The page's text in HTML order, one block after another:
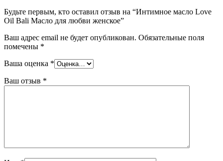
Будьте первым, кто оставил отзыв на “Интимное масло Love
Oil Bali Масло для любви женское”
Ваш адрес email не будет опубликован. Обязательные поля
помечены *
Ваша оценка *
Ваш отзыв *